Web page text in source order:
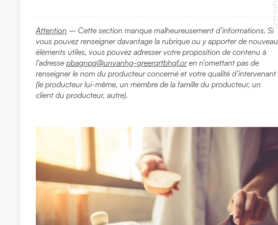
Attention – Cette section manque malheureusement d’informations. Si
vous pouvez renseigner davantage la rubrique ou y apporter de nouveau
éléments utiles, vous pouvez adresser votre proposition de contenu à
l’adressepbagnpg@unvanhg-greerqrtbhgf.oren n’omettant pas de
renseigner le nom du producteur concerné et votre qualité d’intervenant
(le producteur lui-même, un membre de la famille du producteur, un
client du producteur, autre).